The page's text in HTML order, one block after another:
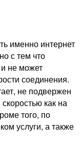
именно интернет
с тем что
не может
соединения.
не подвержен
как на
того, по
услуги, а также